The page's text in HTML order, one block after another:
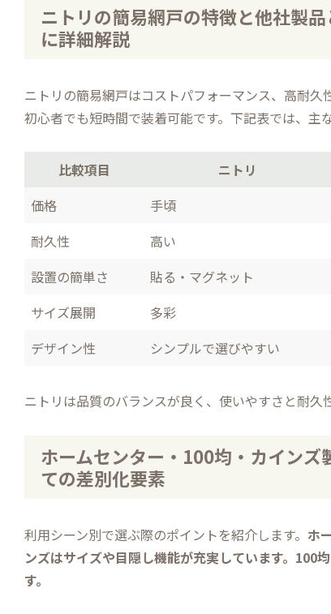
ニトリの簡易網戸の特徴と他社製
に詳細解説
ニトリの簡易網戸はコストパフォーマンス、高耐
初心者でも短時間で装着可能です。下記表では、主
比較項目 ニトリ
価格
手頃
耐久性
高い
設置の簡単さ
貼る・マグネット
サイズ展開
多彩
デザイン性
シンプルで選びやすい
ニトリは品質のバランスが良く、使いやすさと耐久
ホームセンター・100均・カインズ
ての差別化要素
利用シーン別で選ぶ際のポイントを紹介します。 ホ
ンズはサイズや目隠し機能が充実しています。100
す。